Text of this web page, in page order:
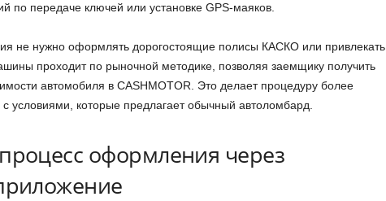
по передаче ключей или установке GPS-маяков.
не нужно оформлять дорогостоящие полисы КАСКО или привлекать
проходит по рыночной методике, позволяя заемщику получить
автомобиля в CASHMOTOR. Это делает процедуру более
условиями, которые предлагает обычный автоломбард.
оформления через